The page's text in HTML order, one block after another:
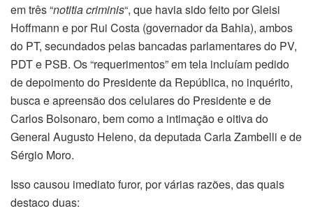
em três “notitia criminis“, que havia sido feito por Gleisi
Hoffmann e por Rui Costa (governador da Bahia), ambos
do PT, secundados pelas bancadas parlamentares do PV,
PDT e PSB. Os “requerimentos” em tela incluíam pedido
de depoimento do Presidente da República, no inquérito,
busca e apreensão dos celulares do Presidente e de
Carlos Bolsonaro, bem como a intimação e oitiva do
General Augusto Heleno, da deputada Carla Zambelli e de
Sérgio Moro.
Isso causou imediato furor, por várias razões, das quais
destaco duas: